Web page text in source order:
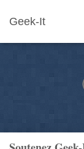
Geek-It